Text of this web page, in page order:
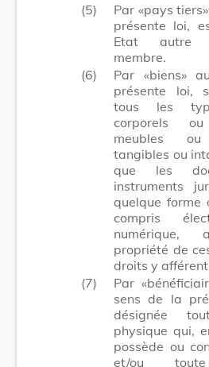
(5)
Par «pays
présente loi,
Etat autre
membre.
(6)
Par «biens»
présente loi,
tous les
corporels ou
meubles ou
tangibles ou
que les
instruments
quelque forme
compris
numérique,
propriété de
droits y
(7)
Par
sens de la
désignée
physique qui,
possède ou
et/ou